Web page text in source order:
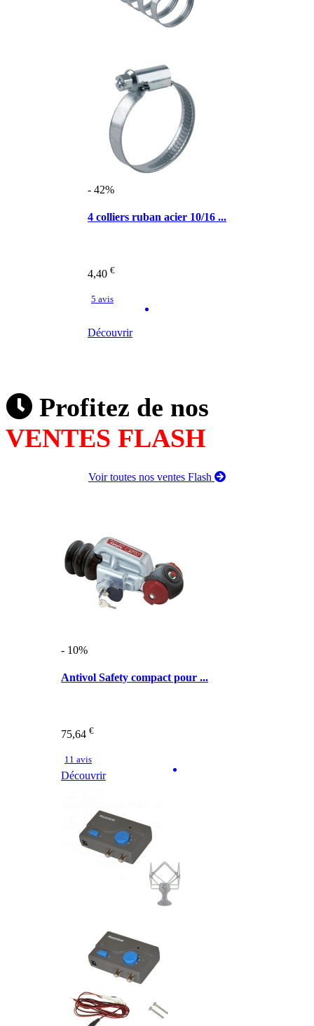
- 42%
4 colliers ruban acier 10/16 ...
4,40 €
5 avis
Découvrir
Profitez de nos
VENTES FLASH
Voir toutes nos ventes Flash
- 10%
Antivol Safety compact pour ...
75,64 €
11 avis
Découvrir